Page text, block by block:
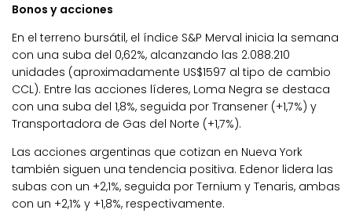
Bonos y acciones
En el terreno bursátil, el índice S&P Merval inicia la semana
con una suba del 0,62%, alcanzando las 2.088.210
unidades (aproximadamente US$1597 al tipo de cambio
CCL). Entre las acciones líderes, Loma Negra se destaca
con una suba del 1,8%, seguida por Transener (+1,7%) y
Transportadora de Gas del Norte (+1,7%).
Las acciones argentinas que cotizan en Nueva York
también siguen una tendencia positiva. Edenor lidera las
subas con un +2,1%, seguida por Ternium y Tenaris, ambas
con un +2,1% y +1,8%, respectivamente.